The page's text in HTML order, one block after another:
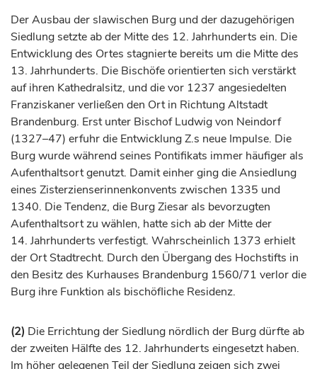
Der Ausbau der slawischen Burg und der dazugehörigen
Siedlung setzte ab der Mitte des 12. Jahrhunderts ein. Die
Entwicklung des Ortes stagnierte bereits um die Mitte des
13. Jahrhunderts. Die Bischöfeorientierten sich verstärkt
auf ihren Kathedralsitz, und die vor 1237 angesiedelten
Franziskaner verließen den Ort in Richtung Altstadt
Brandenburg. Erst unter BischofLudwig von Neindorf
(1327–47) erfuhr die Entwicklung Z.s neue Impulse. Die
Burg wurde während seines Pontifikats immer häufiger als
Aufenthaltsort genutzt. Damit einher ging die Ansiedlung
eines Zisterzienserinnenkonvents zwischen 1335 und
1340. Die Tendenz, die BurgZiesar als bevorzugten
Aufenthaltsort zu wählen, hatte sich ab der Mitte der
14. Jahrhunderts verfestigt. Wahrscheinlich 1373 erhielt
der Ort Stadtrecht. Durch den Übergang des Hochstifts in
den Besitz des Kurhauses Brandenburg 1560/71 verlor die
Burg ihre Funktion als bischöfliche Residenz.
(2) Die Errichtung der Siedlung nördlich der Burg dürfte ab
der zweiten Hälfte des 12. Jahrhunderts eingesetzt haben.
Im höher gelegenen Teil der Siedlung zeigen sich zwei